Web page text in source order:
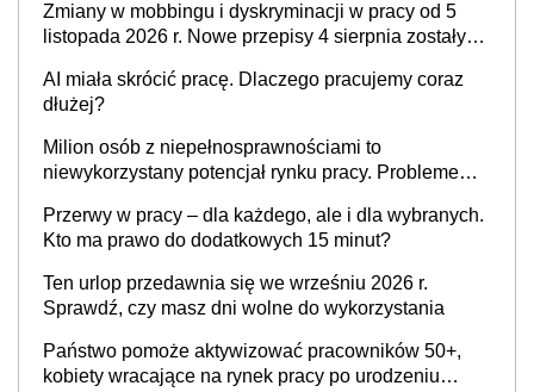
Zmiany w mobbingu i dyskryminacji w pracy od 5
listopada 2026 r. Nowe przepisy 4 sierpnia zostały
AI miała skrócić pracę. Dlaczego pracujemy coraz
dłużej?
Milion osób z niepełnosprawnościami to
niewykorzystany potencjał rynku pracy. Problemem
refundacji, ale bariery po stronie systemu i
świadomości pracodawców [WYWIAD]
Przerwy w pracy – dla każdego, ale i dla wybranych.
Kto ma prawo do dodatkowych 15 minut?
Ten urlop przedawnia się we wrześniu 2026 r.
Sprawdź, czy masz dni wolne do wykorzystania
Państwo pomoże aktywizować pracowników 50+,
kobiety wracające na rynek pracy po urodzeniu